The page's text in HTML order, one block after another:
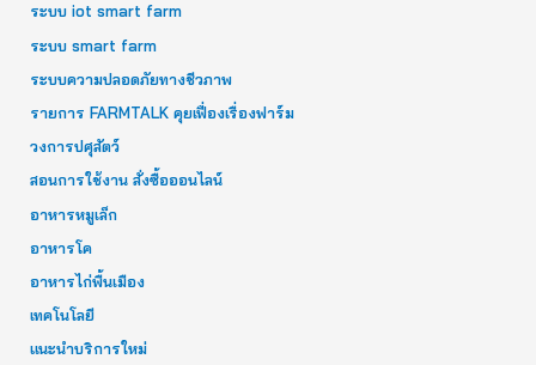
ระบบ iot smart farm
ระบบ smart farm
ระบบความปลอดภัยทางชีวภาพ
รายการ FARMTALK คุยเฟื่องเรื่องฟาร์ม
วงการปศุสัตว์
สอนการใช้งาน สั่งซื้อออนไลน์
อาหารหมูเล็ก
อาหารโค
อาหารไก่พื้นเมือง
เทคโนโลยี
แนะนำบริการใหม่